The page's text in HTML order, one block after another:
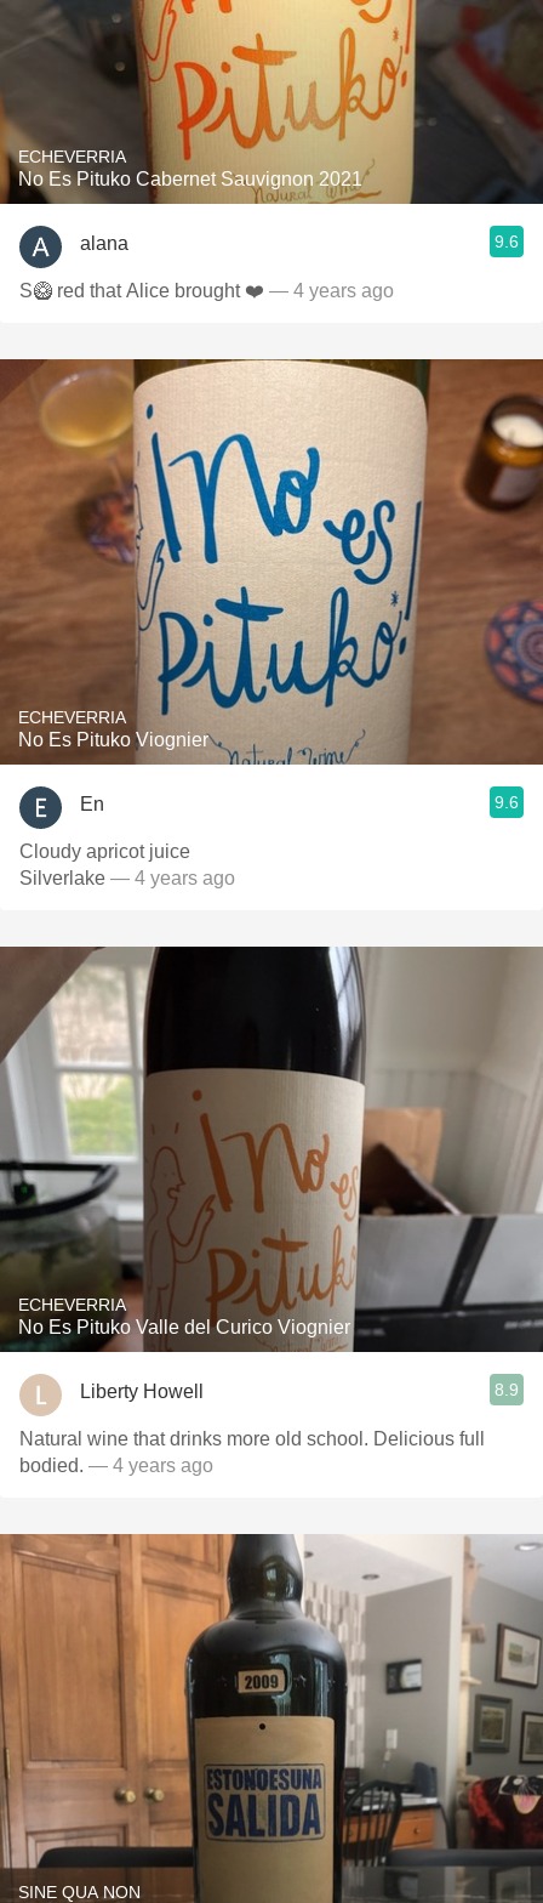
ECHEVERRIA
No Es Pituko Cabernet Sauvignon 2021
alana 9.6
S🥝 red that Alice brought ❤️ — 4 years ago
ECHEVERRIA
No Es Pituko Viognier
En 9.6
Cloudy apricot juice
Silverlake — 4 years ago
ECHEVERRIA
No Es Pituko Valle del Curico Viognier
Liberty Howell 8.9
Natural wine that drinks more old school. Delicious full
bodied. — 4 years ago
SINE QUA NON